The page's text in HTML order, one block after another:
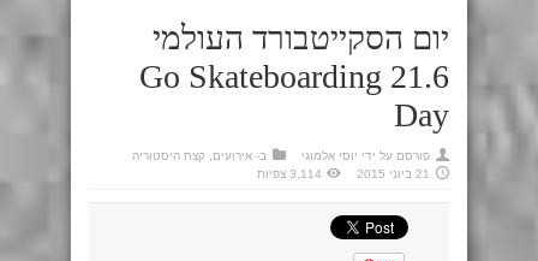
יום הסקייטבורד העולמי
21.6 Go Skateboarding
Day
פורסם על ידי יוסי אלמוגי ב- אירועים
קצת היסטוריה
21 ביוני 2015
3,114 צפיות